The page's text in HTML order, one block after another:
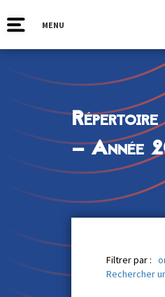
MENU
— Année
Filtrer par :
Rechercher